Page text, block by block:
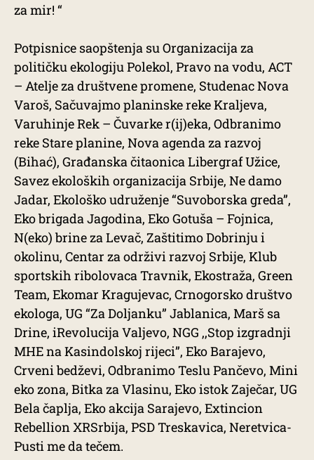
za mir! “
Potpisnice saopštenja su Organizacija za
političku ekologiju Polekol, Pravo na vodu, ACT
– Atelje za društvene promene, Studenac Nova
Varoš, Sačuvajmo planinske reke Kraljeva,
Varuhinje Rek – Čuvarke r(ij)eka, Odbranimo
reke Stare planine, Nova agenda za razvoj
(Bihać), Građanska čitaonica Libergraf Užice,
Savez ekoloških organizacija Srbije, Ne damo
Jadar, Ekološko udruženje “Suvoborska greda”,
Eko brigada Jagodina, Eko Gotuša – Fojnica,
N(eko) brine za Levač, Zaštitimo Dobrinju i
okolinu, Centar za održivi razvoj Srbije, Klub
sportskih ribolovaca Travnik, Ekostraža, Green
Team, Ekomar Kragujevac, Crnogorsko društvo
ekologa, UG “Za Doljanku” Jablanica, Marš sa
Drine, iRevolucija Valjevo, NGG ,,Stop izgradnji
MHE na Kasindolskoj rijeci”, Eko Barajevo,
Crveni bedževi, Odbranimo Teslu Pančevo, Mini
eko zona, Bitka za Vlasinu, Eko istok Zaječar, UG
Bela čaplja, Eko akcija Sarajevo, Extincion
Rebellion XRSrbija, PSD Treskavica, Neretvica-
Pusti me da tečem.